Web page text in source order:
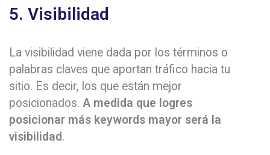
5. Visibilidad
La visibilidad viene dada por los términos o
palabras claves que aportan tráfico hacia tu
sitio. Es decir, los que están mejor
posicionados. A medida que logres
posicionar más keywords mayor será la
visibilidad.